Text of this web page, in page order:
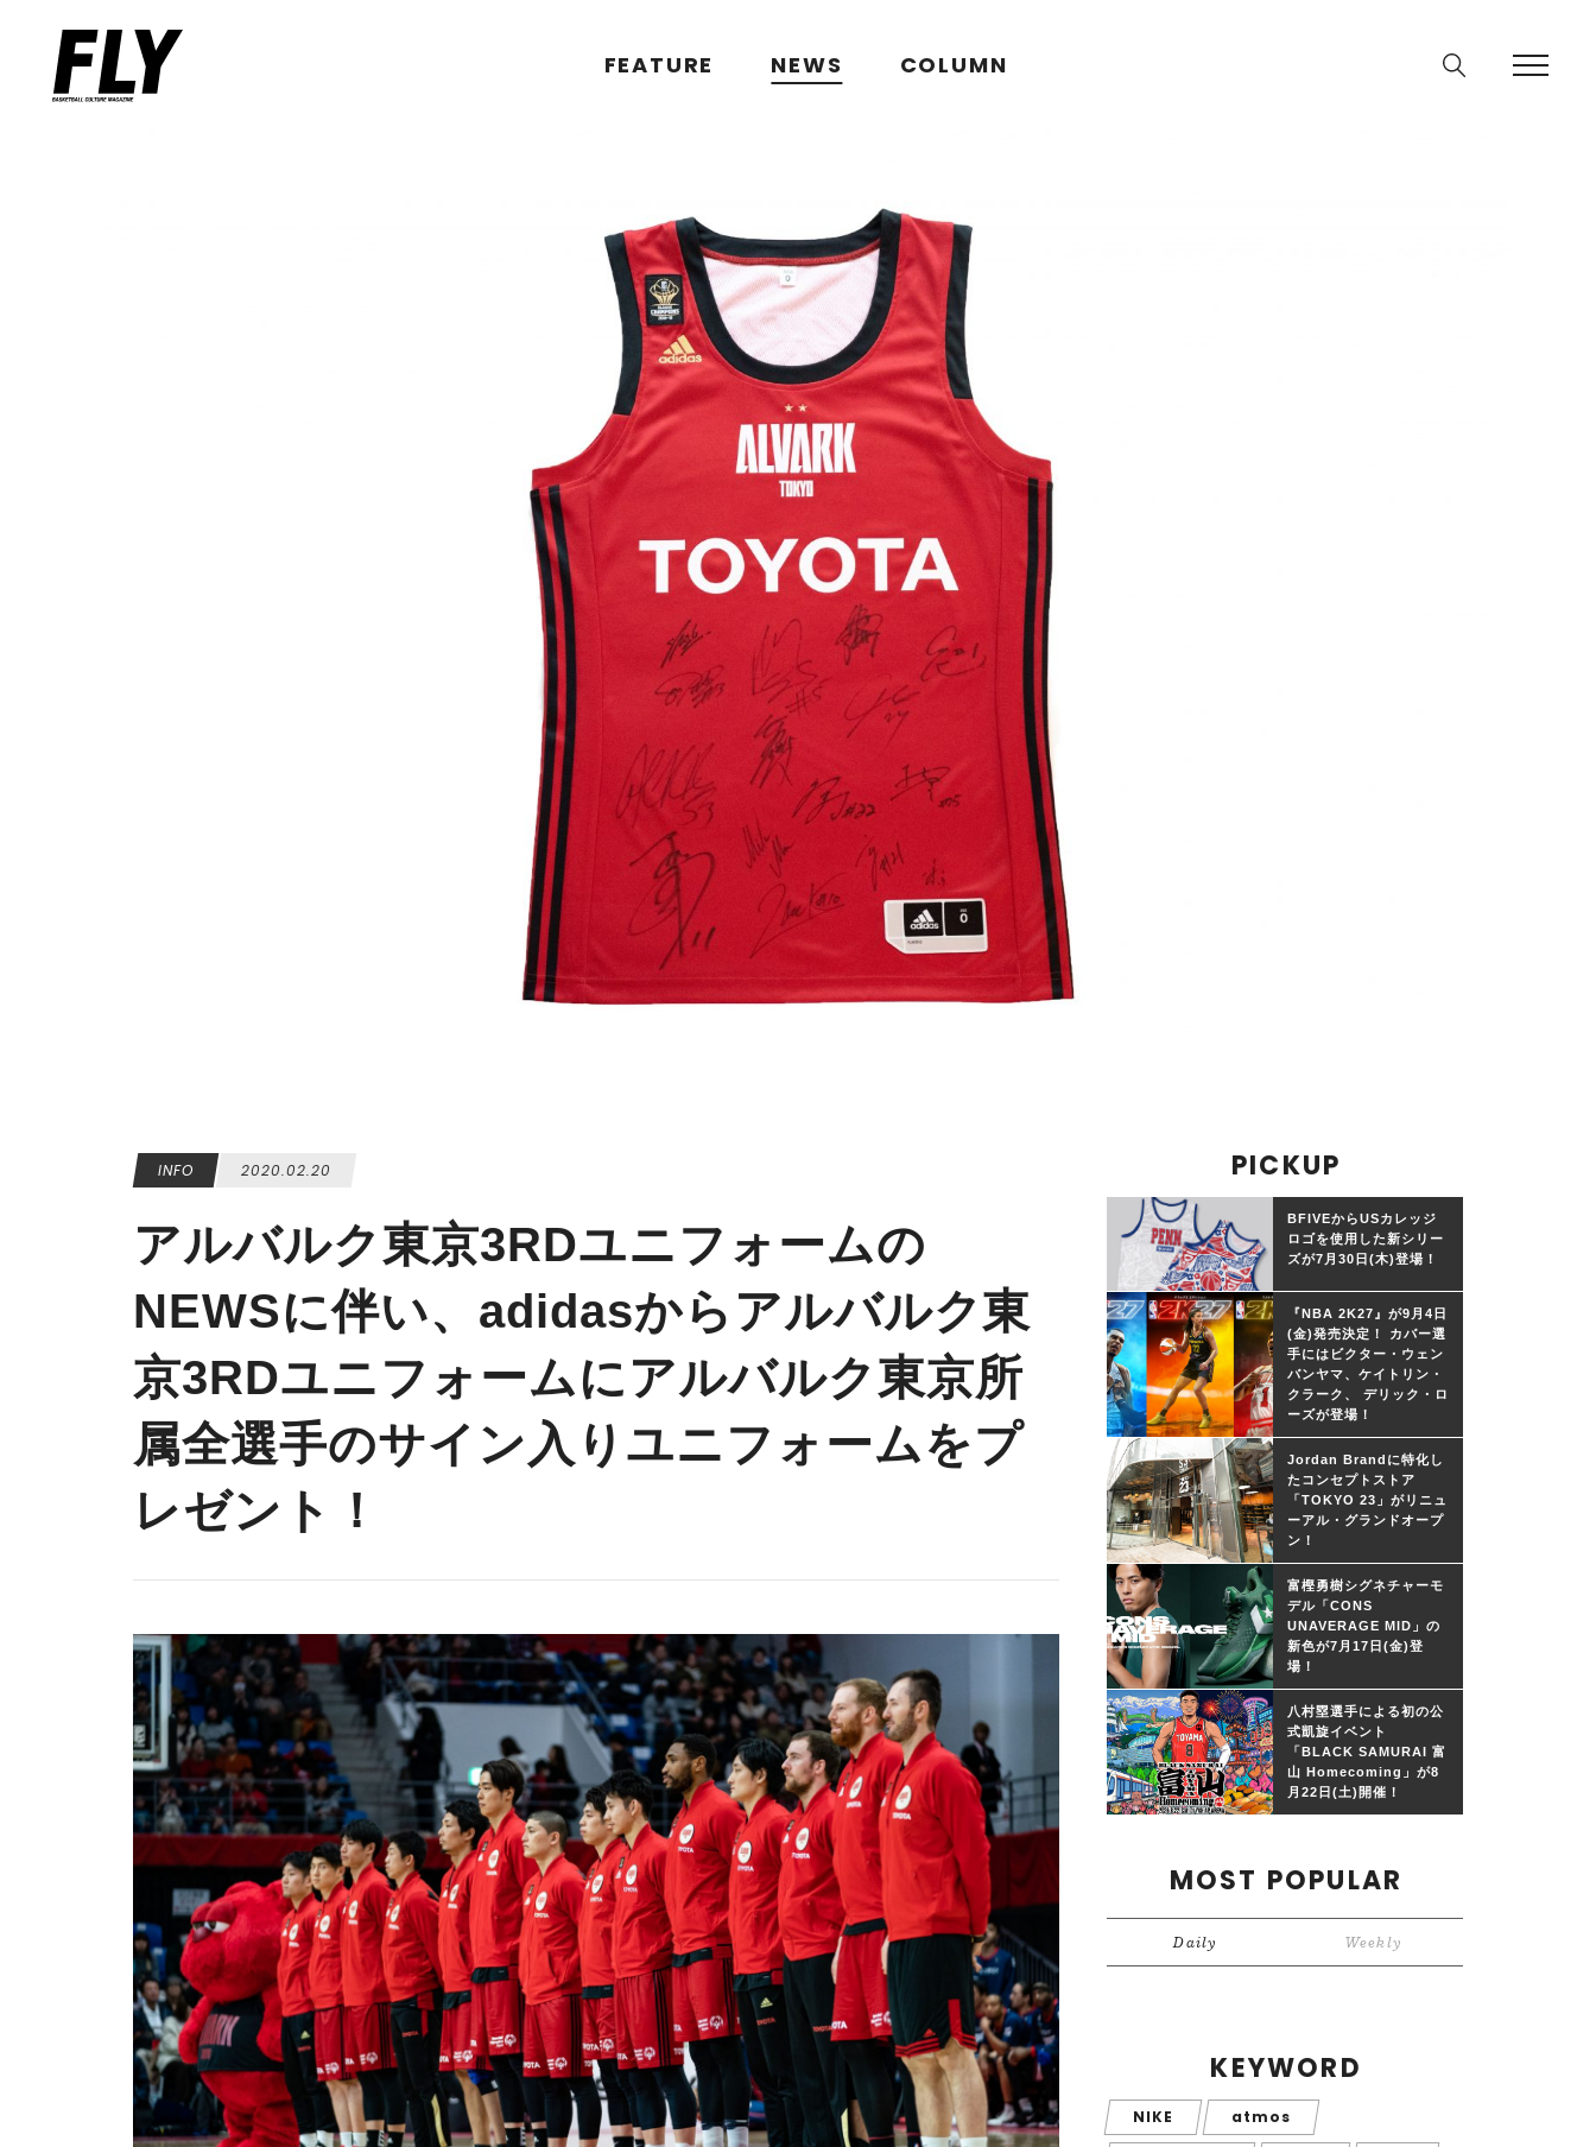
FEATURE NEWS COLUMN
INFO 2020.02.20
アルバルク東京3RDユニフォームの
NEWSに伴い、adidasからアルバルク東
京3RDユニフォームにアルバルク東京所
属全選手のサイン入りユニフォームをプ
レゼント！‬
PICKUP
BFIVEからUSカレッジ
ロゴを使用した新シリー
ズが7月30日(木)登場！
『NBA 2K27』が9月4日
(金)発売決定！ カバー選
手にはビクター・ウェン
バンヤマ、ケイトリン・
クラーク、 デリック・ロ
ーズが登場！
Jordan Brandに特化し
たコンセプトストア
「TOKYO 23」がリニュ
ーアル・グランドオープ
ン！
富樫勇樹シグネチャーモ
デル「CONS
UNAVERAGE MID」の
新色が7月17日(金)登
場！
八村塁選手による初の公
式凱旋イベント
「BLACK SAMURAI 富
山 Homecoming」が8
月22日(土)開催！
MOST POPULAR
Daily Weekly
KEYWORD
NIKE atmos